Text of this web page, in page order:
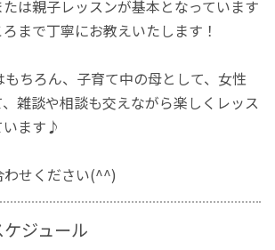
は親子レッスンが基本となっています
まで丁寧にお教えいたします！
ちろん、子育て中の母として、女性
雑談や相談も交えながら楽しくレッス
います♪
せください(^^)
ジュール